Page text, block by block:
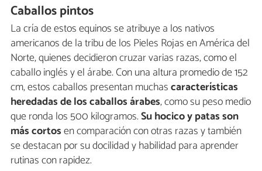
Caballos pintos
La cría de estos equinos se atribuye a los nativos
americanos de la tribu de los Pieles Rojas en América del
Norte, quienes decidieron cruzar varias razas, como el
caballo inglés y el árabe. Con una altura promedio de 152
cm, estos caballos presentan muchascaracterísticas
heredadas de los caballos árabes, como su peso medio
que ronda los 500 kilogramos.Su hocico y patas son
más cortosen comparación con otras razas y también
se destacan por su docilidad y habilidad para aprender
rutinas con rapidez.